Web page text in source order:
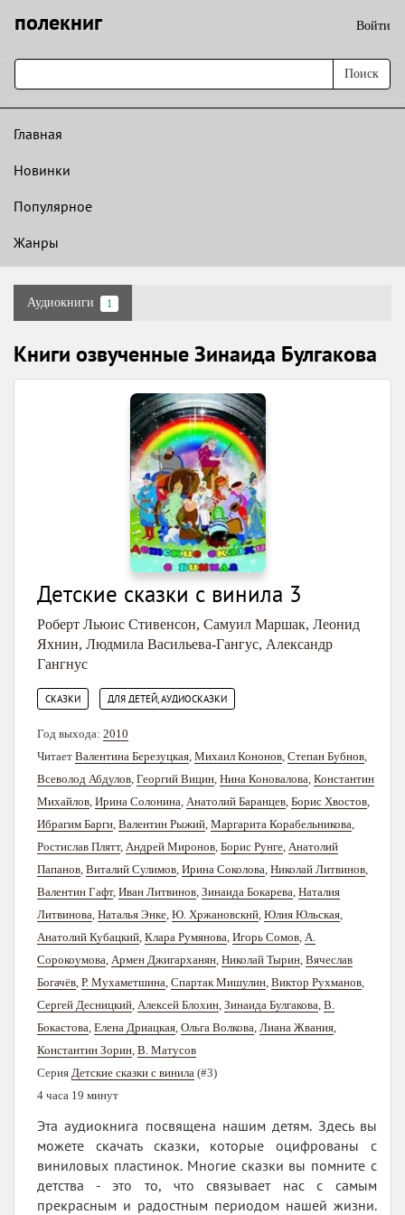
полекниг Войти
Поиск
Главная
Новинки
Популярное
Жанры
Аудиокниги 1
Книги озвученные Зинаида Булгакова
Детские сказки с винила 3
Роберт Льюис Стивенсон, Самуил Маршак, Леонид
Яхнин, Людмила Васильева-Гангус, Александр
Гангнус
СКАЗКИ ДЛЯ ДЕТЕЙ, АУДИОСКАЗКИ
Год выхода: 2010
Читает Валентина Березуцкая, Михаил Кононов, Степан Бубнов,
Всеволод Абдулов, Георгий Вицин, Нина Коновалова, Константин
Михайлов, Ирина Солонина, Анатолий Баранцев, Борис Хвостов,
Ибрагим Барги, Валентин Рыжий, Маргарита Корабельникова,
Ростислав Плятт, Андрей Миронов, Борис Рунге, Анатолий
Папанов, Виталий Сулимов, Ирина Соколова, Николай Литвинов,
Валентин Гафт, Иван Литвинов, Зинаида Бокарева, Наталия
Литвинова, Наталья Энке, Ю. Хржановскнй, Юлия Юльская,
Анатолий Кубацкий, Клара Румянова, Игорь Сомов, А.
Сорокоумова, Армен Джигарханян, Николай Тырин, Вячеслав
Богачёв, Р. Мухаметшина, Спартак Мишулин, Виктор Рухманов,
Сергей Десницкий, Алексей Блохин, Зинаида Булгакова, В.
Бокастова, Елена Дриацкая, Ольга Волкова, Лиана Жвания,
Константин Зорин, В. Матусов
Серия Детские сказки с винила (#3)
4 часа 19 минут
Эта аудиокнига посвящена нашим детям. Здесь вы
можете скачать сказки, которые оцифрованы с
виниловых пластинок. Многие сказки вы помните с
детства - это то, что связывает нас с самым
прекрасным и радостным периодом нашей жизни.